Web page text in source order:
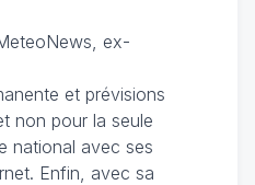
ex-
et prévisions
non pour la seule
national avec ses
Enfin, avec sa